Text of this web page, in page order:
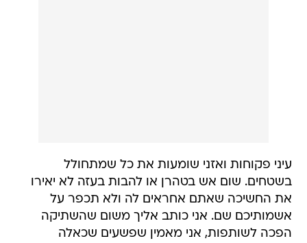
עיני פקוחות ואזני שומעות את כל שמתחולל
בשטחים. שום אש בטהרן או להבות בעזה לא יאירו
את החשיכה שאתם אחראים לה ולא תכפר על
אשמותיכם שם. אני כותב אליך משום שהשתיקה
הפכה לשותפות, אני מאמין שפשעים שכאלה